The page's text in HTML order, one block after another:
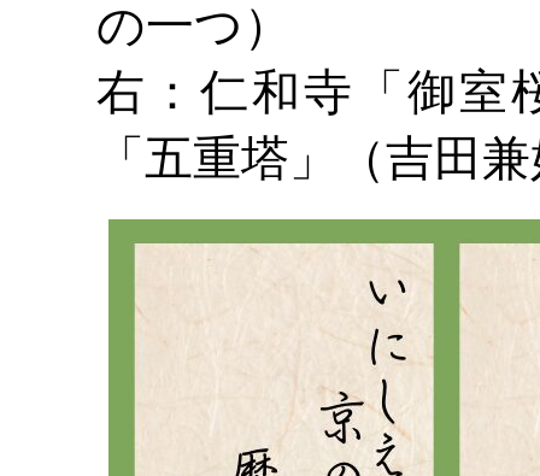
の一つ）
右：仁和寺「御室
「五重塔」（吉田